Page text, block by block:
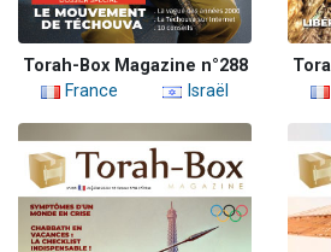
Torah-Box Magazine n°288
France
Israël